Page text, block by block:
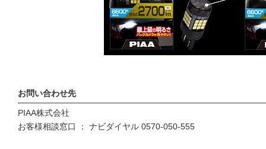
お問い合わせ先
PIAA株式会社
お客様相談窓口 ： ナビダイヤル 0570-050-555